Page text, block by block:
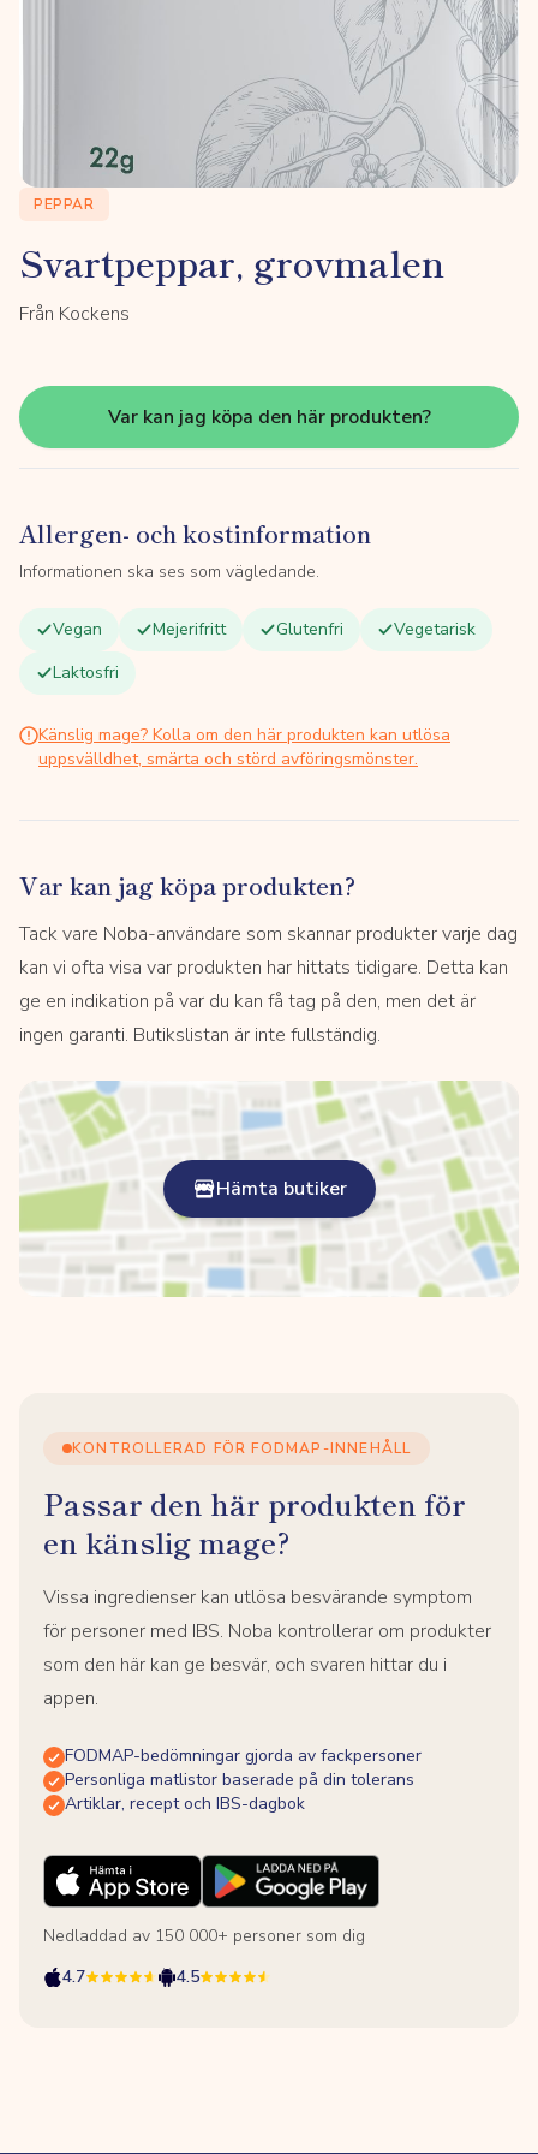
PEPPAR
Svartpeppar, grovmalen
Från Kockens
Var kan jag köpa den här produkten?
Allergen- och kostinformation
Informationen ska ses som vägledande.
Vegan Mejerifritt Glutenfri
Vegetarisk
Laktosfri
Känslig mage? Kolla om den här produkten kan utlösa
uppsvälldhet, smärta och störd avföringsmönster.
Var kan jag köpa produkten?
Tack vare Noba-användare som skannar produkter varje dag
kan vi ofta visa var produkten har hittats tidigare. Detta kan
ge en indikation på var du kan få tag på den, men det är
ingen garanti. Butikslistan är inte fullständig.
Hämta butiker
KONTROLLERAD FÖR FODMAP-INNEHÅLL
Passar den här produkten för
en känslig mage?
Vissa ingredienser kan utlösa besvärande symptom
för personer med IBS. Noba kontrollerar om produkter
som den här kan ge besvär, och svaren hittar du i
appen.
FODMAP-bedömningar gjorda av fackpersoner
Personliga matlistor baserade på din tolerans
Artiklar, recept och IBS-dagbok
Nedladdad av 150 000+ personer som dig
4.7
4.5